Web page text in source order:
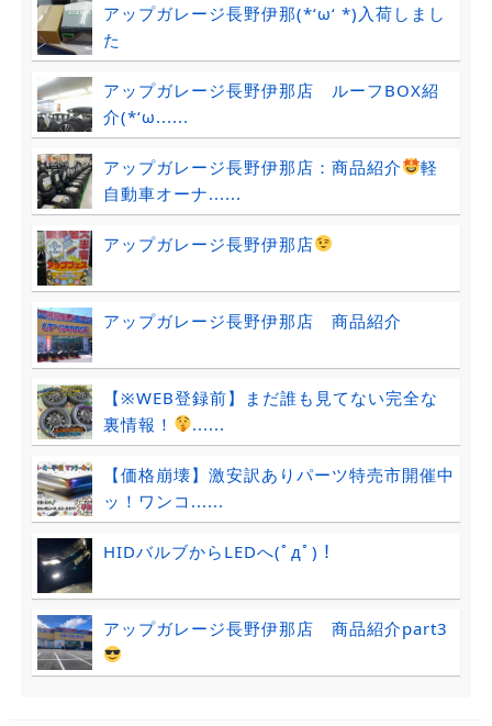
アップガレージ長野伊那(*‘ω‘ *)入荷しまし
た
アップガレージ長野伊那店 ルーフBOX紹
介(*‘ω......
アップガレージ長野伊那店：商品紹介
軽
自動車オーナ......
アップガレージ長野伊那店
アップガレージ長野伊那店 商品紹介
【※WEB登録前】まだ誰も見てない完全な
裏情報！
......
【価格崩壊】激安訳ありパーツ特売市開催中
ッ！ワンコ......
HIDバルブからLEDへ(ﾟдﾟ)！
アップガレージ長野伊那店 商品紹介part3